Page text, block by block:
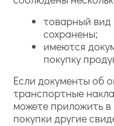
товарный вид
сохранены;
имеются
покупку
Если документы об
транспортные
можете приложить в
покупки другие